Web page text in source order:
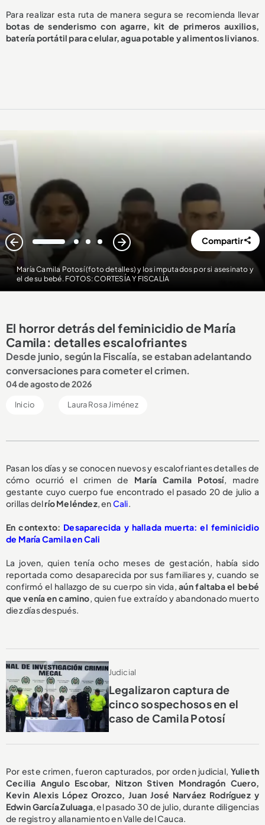
Para realizar esta ruta de manera segura se recomienda llevar
botas de senderismo con agarre, kit de primeros auxilios,
batería portátil para celular, agua potable y alimentos livianos.
María Camila Potosí (foto detalles) y los imputados por si asesinato y
el de su bebé. FOTOS: CORTESÍA Y FISCALÍA
1 2 3 4 Compartir
El horror detrás del feminicidio de María
Camila: detalles escalofriantes
Desde junio, según la Fiscalía, se estaban adelantando
conversaciones para cometer el crimen.
04 de agosto de 2026
Inicio Laura Rosa Jiménez
Pasan los días y se conocen nuevos y escalofriantes detalles de
cómo ocurrió el crimen de María Camila Potosí, madre
gestante cuyo cuerpo fue encontrado el pasado 20 de julio a
orillas delrío Meléndez, enCali.
En contexto: Desaparecida y hallada muerta: el feminicidio
de María Camila en Cali
La joven, quien tenía ocho meses de gestación, había sido
reportada como desaparecida por sus familiares y, cuando se
confirmó el hallazgo de su cuerpo sin vida,aún faltaba el bebé
que venía en camino, quien fue extraído y abandonado muerto
diez días después.
Judicial
Legalizaron captura de
cinco sospechosos en el
caso de Camila Potosí
Por este crimen, fueron capturados, por orden judicial, Yulieth
Cecilia Angulo Escobar, Nitzon Stiven Mondragón Cuero,
Kevin Alexis López Orozco, Juan José Narváez Rodríguez y
Edwin García Zuluaga, el pasado 30 de julio, durante diligencias
de registro y allanamiento en Valle del Cauca.